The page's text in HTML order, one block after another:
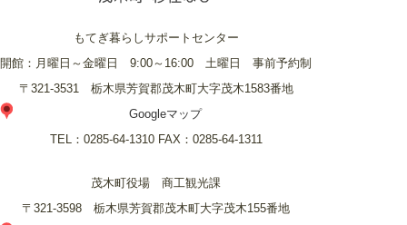
もてぎ暮らしサポートセンター
開館：月曜日～金曜日 9:00～16:00 土曜日 事前予約制
〒321-3531 栃木県芳賀郡茂木町大字茂木1583番地
Googleマップ
TEL： 0285-64-1310FAX： 0285-64-1311
茂木町役場 商工観光課
〒321-3598 栃木県芳賀郡茂木町大字茂木155番地